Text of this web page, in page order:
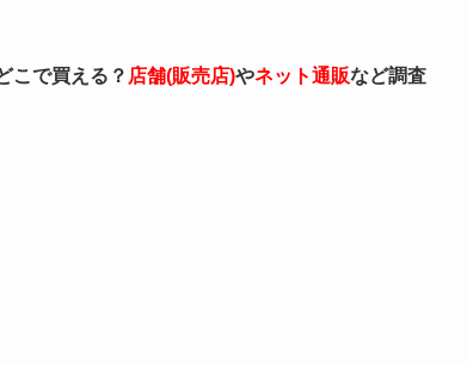
こで買える？ 店舗(販売店)やネット通販など調査